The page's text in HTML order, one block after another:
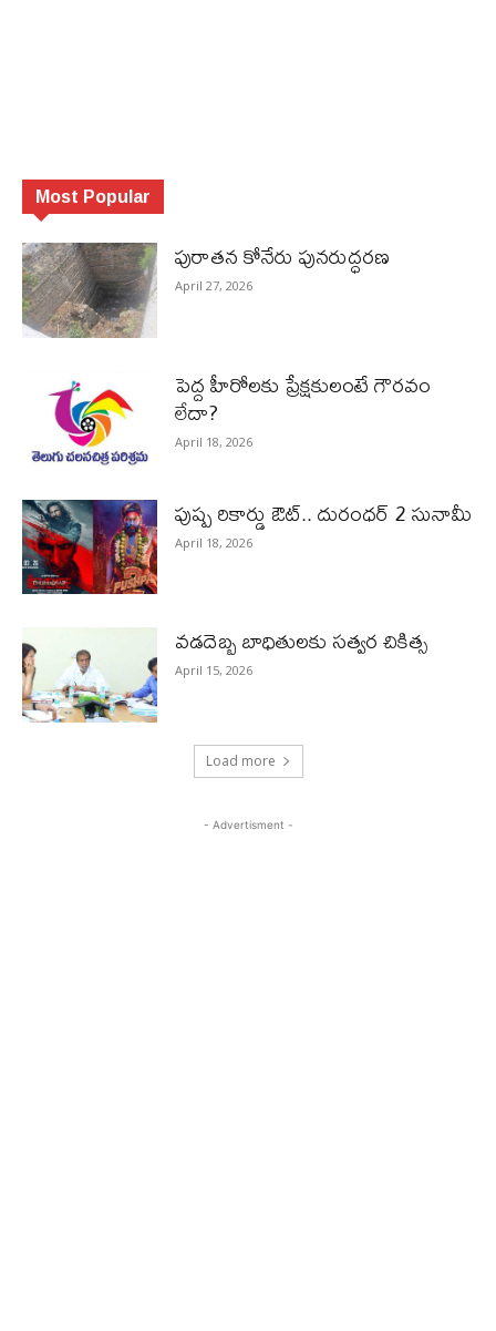
Most Popular
పురాత‌న కోనేరు పున‌రుద్ధ‌ర‌ణ
April 27, 2026
పెద్ద హీరోల‌కు ప్రేక్ష‌కులంటే గౌర‌వం
లేదా?
April 18, 2026
పుష్ప రికార్డు ఔట్‌.. దురంధ‌ర్ 2 సునామీ
April 18, 2026
వడదెబ్బ బాధితులకు సత్వర చికిత్స
April 15, 2026
Load more
- Advertisment -